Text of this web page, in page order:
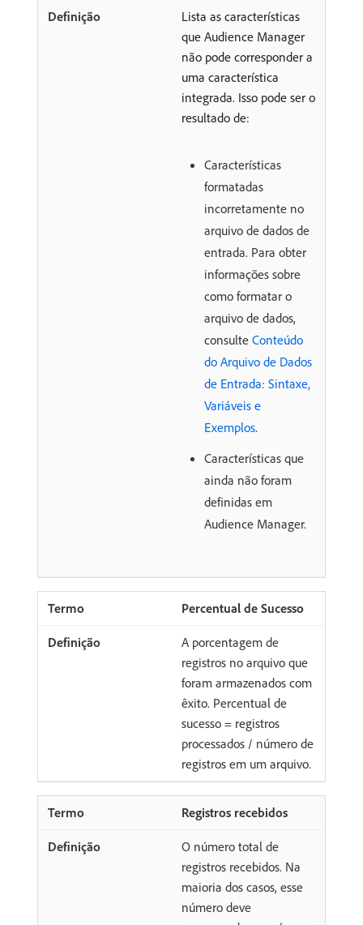
Lista as características
que Audience Manager
não pode corresponder a
uma característica
integrada. Isso pode ser o
resultado de:
Características
formatadas
incorretamente no
arquivo de dados de
entrada. Para obter
informações sobre
como formatar o
arquivo de dados,
consulte Conteúdo
do Arquivo de Dados
de Entrada: Sintaxe,
Variáveis e
Exemplos.
Características que
ainda não foram
definidas em
Audience Manager.
Percentual de Sucesso
A porcentagem de
registros no arquivo que
foram armazenados com
êxito. Percentual de
sucesso = registros
processados / número de
registros em um arquivo.
Registros recebidos
O número total de
registros recebidos. Na
maioria dos casos, esse
número deve